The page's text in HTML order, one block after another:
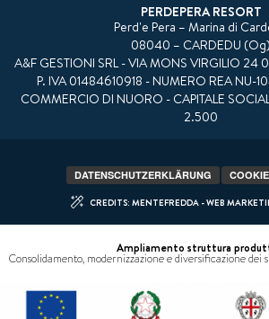
PERDEPERA RESORT
Perd'e Pera – Marina di
08040 – CARDEDU (Og)
A&F GESTIONI SRL - VIA MONS VIRGILIO 24
P. IVA 01484610918 - NUMERO REA NU-
COMMERCIO DI NUORO - CAPITALE
2.500
DATENSCHUTZERKLÄRUNG
CREDITS: MENTEFREDDA - WEB
Ampliamento struttura
Consolidamento, modernizzazione e diversificazione